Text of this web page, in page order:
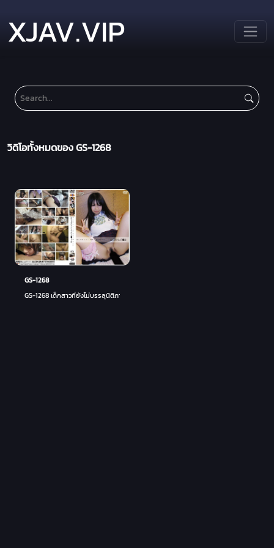
XJAV.VIP
วิดิโอทั้งหมดของ GS-1268
GS-1268
GS-1268 เด็กสาวที่ยังไม่บรรลุนิติภาวะกับการออกเดทครั้งแรกของเธอ